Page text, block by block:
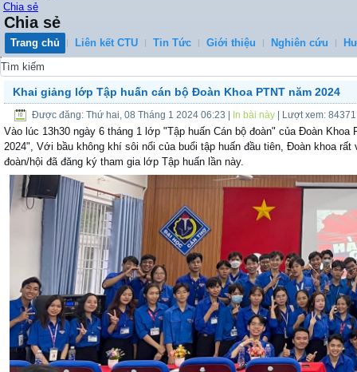
Chia sẻ
Chia sẻ
Trang chủ Liên kết CTU Tin Tức Giới thiệu Nghiên cứu
0
Khai giảng lớp Tập huấn cán bộ Đoàn Khoa PTNT năm 2024
Được đăng: Thứ hai, 08 Tháng 1 2024 06:23 In bài này | Lượt xem: 84371
Vào lúc 13h30 ngày 6 tháng 1 lớp "Tập huấn Cán bộ đoàn" của Đoàn
2024", Với bầu không khí sôi nổi của buổi tập huấn đầu tiên, Đoàn khoa
đoàn/hội đã đăng ký tham gia lớp Tập huấn lần này.